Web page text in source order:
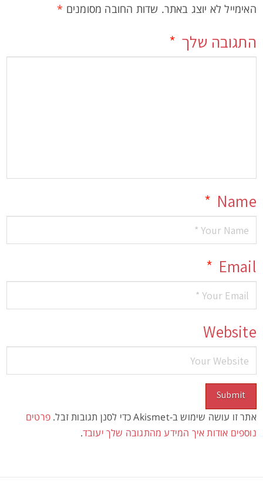
האימייל לא יוצג באתר. שדות החובה מסומנים *
התגובה שלך *
Name
*
Email
*
Website
אתר זו עושה שימוש ב-Akismet כדי לסנן תגובות זבל.
פרטים
נוספים אודות איך המידע מהתגובה שלך יעובד.